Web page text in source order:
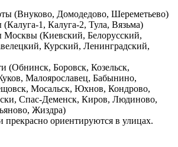
(Внуково, Домодедово, Шереметьево)
(Калуга-1, Калуга-2, Тула, Вязьма)
Москвы (Киевский, Белорусский,
Курский, Ленинградский,
(Обнинск, Боровск, Козельск,
Малоярославец, Бабынино,
Мосальск, Юхнов, Кондрово,
Спас-Деменск, Киров, Людиново,
Жиздра)
прекрасно ориентируются в улицах.